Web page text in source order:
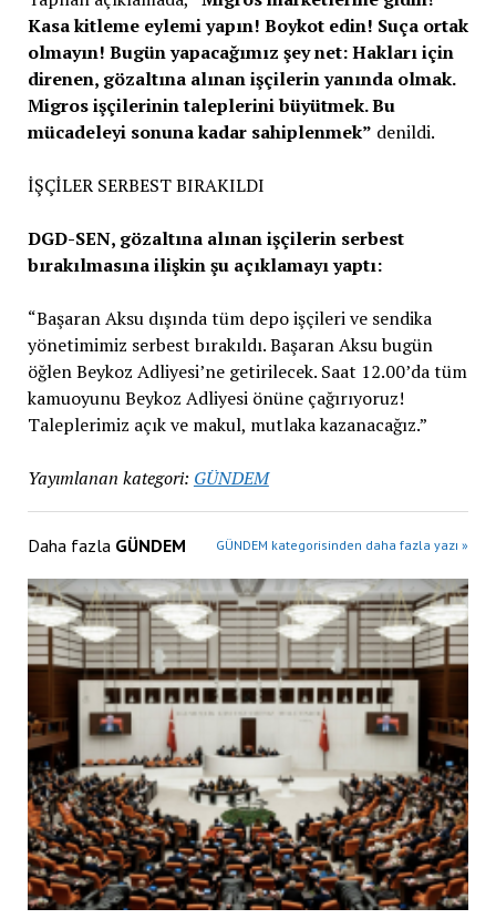
Kasa kitleme eylemi yapın! Boykot edin! Suça ortak
olmayın! Bugün yapacağımız şey net: Hakları için
direnen, gözaltına alınan işçilerin yanında olmak.
Migros işçilerinin taleplerini büyütmek. Bu
mücadeleyi sonuna kadar sahiplenmek” denildi.
İŞÇİLER SERBEST BIRAKILDI
DGD-SEN, gözaltına alınan işçilerin serbest
bırakılmasına ilişkin şu açıklamayı yaptı:
“Başaran Aksu dışında tüm depo işçileri ve sendika
yönetimimiz serbest bırakıldı. Başaran Aksu bugün
öğlen Beykoz Adliyesi’ne getirilecek. Saat 12.00’da tüm
kamuoyunu Beykoz Adliyesi önüne çağırıyoruz!
Taleplerimiz açık ve makul, mutlaka kazanacağız.”
Yayımlanan kategori: GÜNDEM
Daha fazla GÜNDEM GÜNDEM kategorisinden daha fazla yazı »